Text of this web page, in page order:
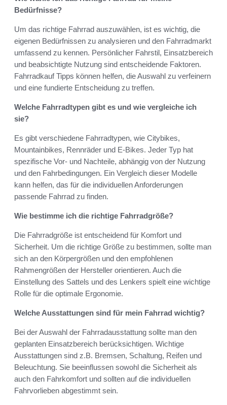
Bedürfnisse?
Um das richtige Fahrrad auszuwählen, ist es wichtig, die
eigenen Bedürfnissen zu analysieren und den Fahrradmarkt
umfassend zu kennen. Persönlicher Fahrstil, Einsatzbereich
und beabsichtigte Nutzung sind entscheidende Faktoren.
Fahrradkauf Tipps können helfen, die Auswahl zu verfeinern
und eine fundierte Entscheidung zu treffen.
Welche Fahrradtypen gibt es und wie vergleiche ich
sie?
Es gibt verschiedene Fahrradtypen, wie Citybikes,
Mountainbikes, Rennräder und E-Bikes. Jeder Typ hat
spezifische Vor- und Nachteile, abhängig von der Nutzung
und den Fahrbedingungen. Ein Vergleich dieser Modelle
kann helfen, das für die individuellen Anforderungen
passende Fahrrad zu finden.
Wie bestimme ich die richtige Fahrradgröße?
Die Fahrradgröße ist entscheidend für Komfort und
Sicherheit. Um die richtige Größe zu bestimmen, sollte man
sich an den Körpergrößen und den empfohlenen
Rahmengrößen der Hersteller orientieren. Auch die
Einstellung des Sattels und des Lenkers spielt eine wichtige
Rolle für die optimale Ergonomie.
Welche Ausstattungen sind für mein Fahrrad wichtig?
Bei der Auswahl der Fahrradausstattung sollte man den
geplanten Einsatzbereich berücksichtigen. Wichtige
Ausstattungen sind z.B. Bremsen, Schaltung, Reifen und
Beleuchtung. Sie beeinflussen sowohl die Sicherheit als
auch den Fahrkomfort und sollten auf die individuellen
Fahrvorlieben abgestimmt sein.